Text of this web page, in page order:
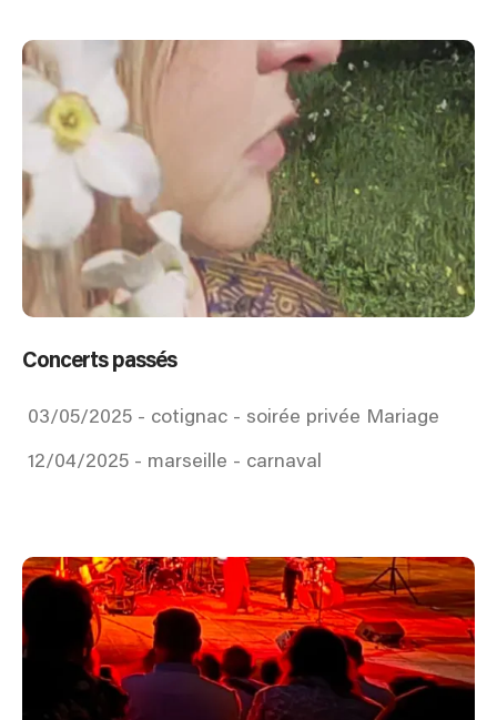
Concerts passés
03/05/2025 - cotignac - soirée privée Mariage
12/04/2025 - marseille - carnaval